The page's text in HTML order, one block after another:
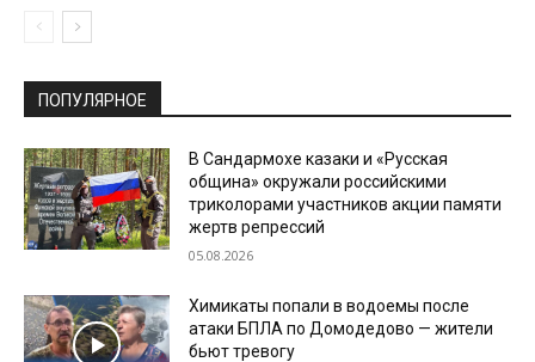
ПОПУЛЯРНОЕ
В Сандармохе казаки и «Русская
община» окружали российскими
триколорами участников акции памяти
жертв репрессий
05.08.2026
Химикаты попали в водоемы после
атаки БПЛА по Домодедово — жители
бьют тревогу